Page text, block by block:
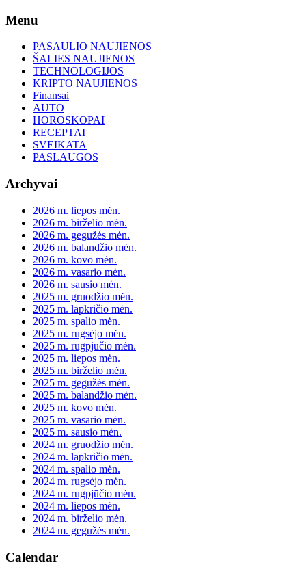
Skip
content
Menu
PASAULIO NAUJIENOS
ŠALIES NAUJIENOS
TECHNOLOGIJOS
KRIPTO NAUJIENOS
Finansai
AUTO
HOROSKOPAI
RECEPTAI
SVEIKATA
PASLAUGOS
Archyvai
2026 m. liepos mėn.
2026 m. birželio mėn.
2026 m. gegužės mėn.
2026 m. balandžio mėn.
2026 m. kovo mėn.
2026 m. vasario mėn.
2026 m. sausio mėn.
2025 m. gruodžio mėn.
2025 m. lapkričio mėn.
2025 m. spalio mėn.
2025 m. rugsėjo mėn.
2025 m. rugpjūčio mėn.
2025 m. liepos mėn.
2025 m. birželio mėn.
2025 m. gegužės mėn.
2025 m. balandžio mėn.
2025 m. kovo mėn.
2025 m. vasario mėn.
2025 m. sausio mėn.
2024 m. gruodžio mėn.
2024 m. lapkričio mėn.
2024 m. spalio mėn.
2024 m. rugsėjo mėn.
2024 m. rugpjūčio mėn.
2024 m. liepos mėn.
2024 m. birželio mėn.
2024 m. gegužės mėn.
Calendar